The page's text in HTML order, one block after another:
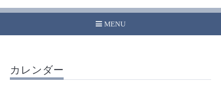
MENU
カレンダー